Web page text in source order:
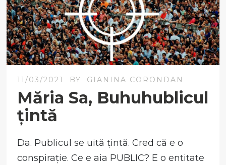
11/03/2021 BY GIANINA CORONDAN
Măria Sa, Buhuhublicul
țintă
Da. Publicul se uită țintă. Cred că e o
conspirație. Ce e aia PUBLIC? E o entitate